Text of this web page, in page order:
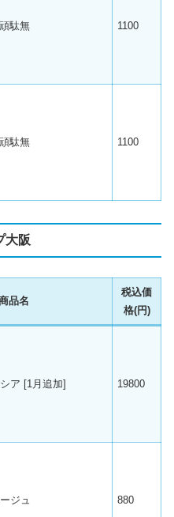
駄無 1100
駄無 1100
大阪
品名
税込価
格(円)
ア [1月追加] 19800
ジュ 880